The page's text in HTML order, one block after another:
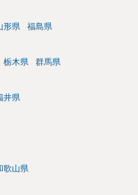
形県 福島県
栃木県 群馬県
井県
歌山県